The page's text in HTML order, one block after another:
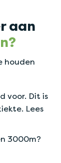
aan
houden
voor. Dit is
Lees
3000m?